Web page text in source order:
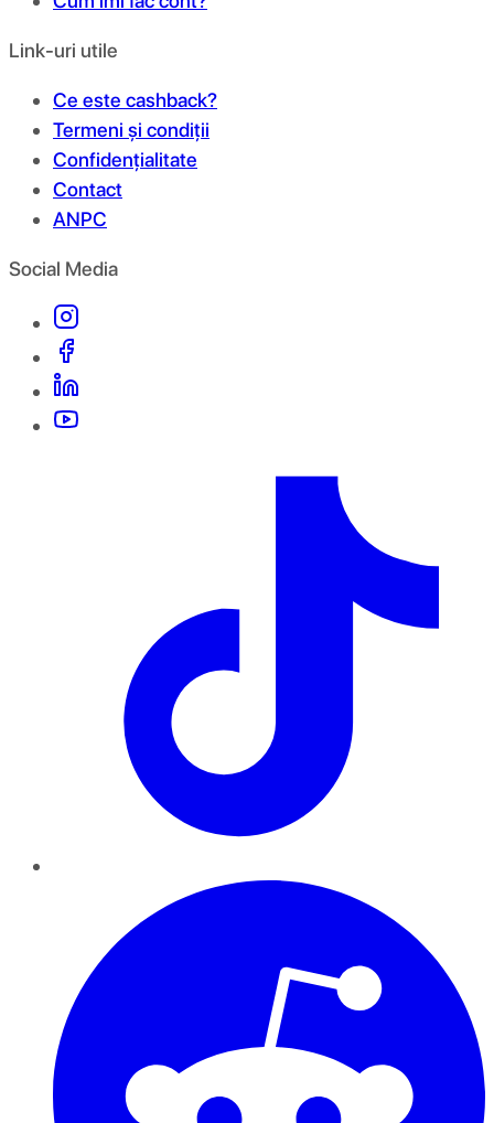
Link-uri utile
Ce este cashback?
Termeni și condiții
Confidențialitate
Contact
ANPC
Social Media